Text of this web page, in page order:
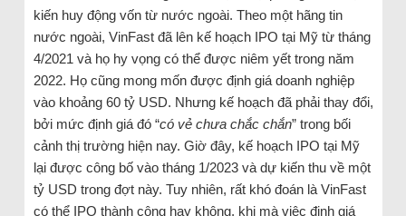
kiến huy động vốn từ nước ngoài. Theo một hãng tin
nước ngoài, VinFast đã lên kế hoạch IPO tại Mỹ từ tháng
4/2021 và họ hy vọng có thể được niêm yết trong năm
2022. Họ cũng mong mốn được định giá doanh nghiệp
vào khoảng 60 tỷ USD. Nhưng kế hoạch đã phải thay đổi,
bởi mức định giá đó “có vẻ chưa chắc chắn” trong bối
cảnh thị trường hiện nay. Giờ đây, kế hoạch IPO tại Mỹ
lại được công bố vào tháng 1/2023 và dự kiến thu về một
tỷ USD trong đợt này. Tuy nhiên, rất khó đoán là VinFast
có thể IPO thành công hay không, khi mà việc định giá